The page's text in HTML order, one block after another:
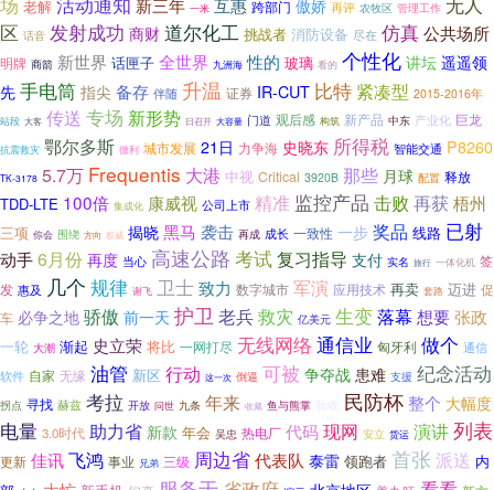
老解 新三年 一米 互惠 跨部门 傲娇 再评 农牧区 管理工作
区 话音 发射成功 商财 道尔化工 挑战者 消防设备 尽在 仿真公共场所
明牌 商箭 新世界 话匣子 全世界 九洲海 性的 玻璃 看的 个性化 讲坛 遥遥领
先 手电筒 指尖 备存 伴随 升温 证券 IR-CUT 比特 紧凑型 2015-2016年
站段 大客 传送 专场 新形势 日召开 大容量 门道 观后感 构筑 新产品 中东 产业化 巨龙
抗震救灾 鄂尔多斯 微利 城市发展 21日 力争海 史晓东 所得税 智能交通 P8260
TK-3178 5.7万 Frequentis 大港 中视 Critical 3920B 那些 月球 配置 释放
TDD-LTE 100倍 集成化 康威视 公司上市 精准 监控产品 击败 再获梧州
三项 你会 围绕 方向 权威 揭晓黑马 袭击 再成 成长 一致性 一步 奖品 线路 已射
动手6月份 再度 当心 高速公路 考试复习指导 支付 实名 旅行 一体化机 签
发 惠及 几个 规律 谢飞 卫士致力 数字城市 军演 应用技术 再卖 套路 迈进 促
车 必争之地 骄傲 前一天 护卫 老兵救灾 亿美元 生变落幕 想要张政
一轮 大潮 渐起 史立荣 将比 一网打尽 无线网络 通信业 匈牙利 做个 通信
软件 自家 无缘 油管 新区 行动 这一次 倒逼 可被 争夺战 患难 支援 纪念活动
拐点 寻找 赫兹 考拉 开放 问世 九条 年来 收藏 鱼与熊掌 民防杯整个 大幅度
电量 3.0时代 助力省 新款 年会 吴忠 热电厂 代码现网 安立 货运 演讲列表
更新 佳讯飞鸿 事业 兄弟 三级 周边省代表队 泰雷 领跑者 首张 派送 内